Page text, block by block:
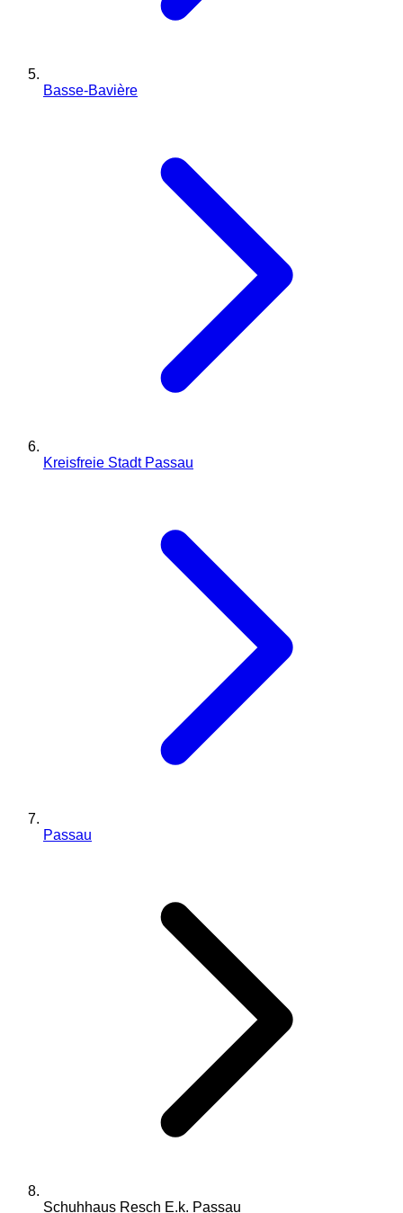
Basse-Bavière
Kreisfreie Stadt Passau
Passau
Schuhhaus Resch E.k. Passau